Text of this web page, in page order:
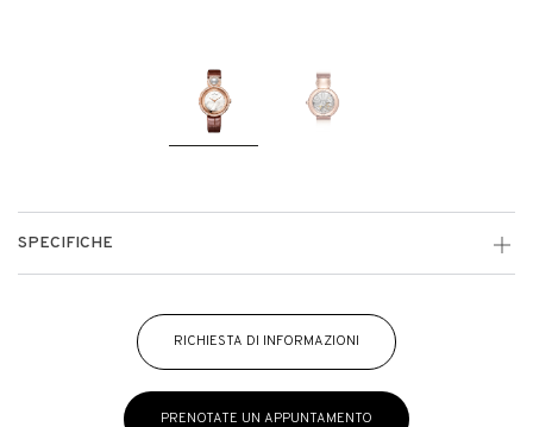
SPECIFICHE
RICHIESTA DI INFORMAZIONI
PRENOTATE UN APPUNTAMENTO